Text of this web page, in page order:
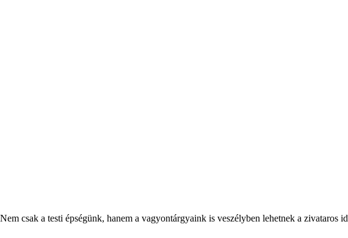
Nem csak a testi épségünk, hanem a vagyontárgyaink is veszélyben lehetnek a zivataros